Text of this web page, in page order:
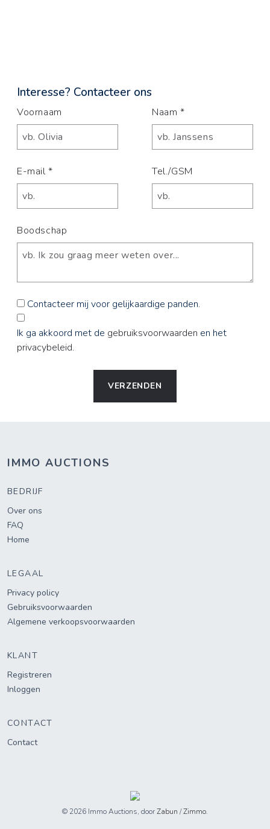
Interesse? Contacteer ons
Voornaam Naam *
E-mail * Tel./GSM
Boodschap
Contacteer mij voor gelijkaardige panden.
Ik ga akkoord met de gebruiksvoorwaarden en het
privacybeleid.
VERZENDEN
IMMO AUCTIONS
BEDRIJF
Over ons
FAQ
Home
LEGAAL
Privacy policy
Gebruiksvoorwaarden
Algemene verkoopsvoorwaarden
KLANT
Registreren
Inloggen
CONTACT
Contact
© 2026 Immo Auctions, doorZabun /Zimmo.